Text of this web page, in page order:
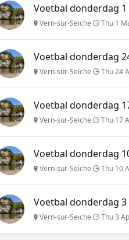
Voetbal donderdag 1
Vern-sur-Seiche Thu 1
Voetbal donderdag
Vern-sur-Seiche Thu 24
Voetbal donderdag
Vern-sur-Seiche Thu 17
Voetbal donderdag
Vern-sur-Seiche Thu 10
Voetbal donderdag 3
Vern-sur-Seiche Thu 3